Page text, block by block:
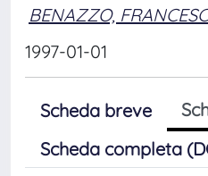
BENAZZO,
1997-01-01
Scheda breve
Scheda completa